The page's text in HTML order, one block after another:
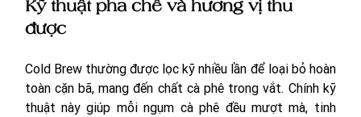
Kỹ thuật pha chế và hương vị thu
được
Cold Brew thường được lọc kỹ nhiều lần để loại bỏ hoàn
toàn cặn bã, mang đến chất cà phê trong vắt. Chính kỹ
thuật này giúp mỗi ngụm cà phê đều mượt mà, tinh